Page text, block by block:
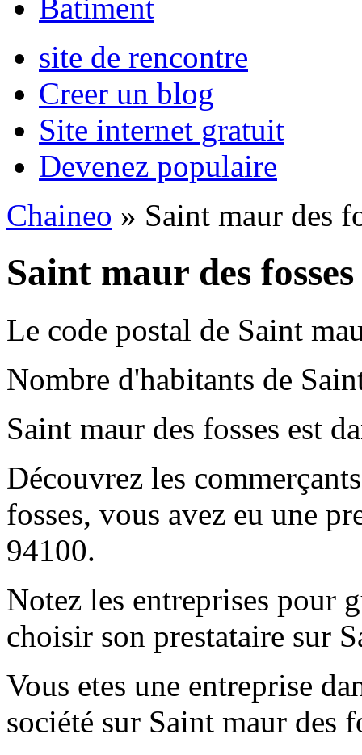
Batiment
site de rencontre
Creer un blog
Site internet gratuit
Devenez populaire
Chaineo » Saint maur des
Saint maur des fosses
Le code postal de Saint
Nombre d'habitants de
Saint maur des fosses est
Découvrez les
fosses, vous avez eu une
94100.
Notez les entreprises pour
choisir son prestataire sur
Vous etes une entreprise
société sur Saint maur des